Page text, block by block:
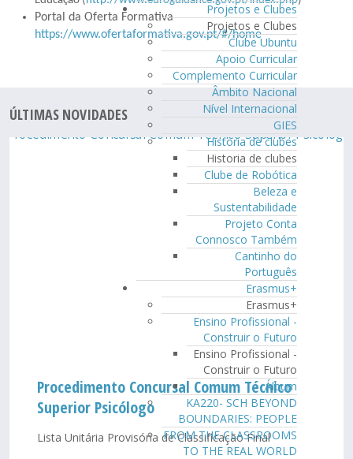
Projetos e Clubes
Projetos e Clubes
Clube Ubuntu
Apoio Curricular
Complemento Curricular
Âmbito Nacional
Nível Internacional
GIES
Historia de clubes
Historia de clubes
Clube de Robótica
Beleza e
Sustentabilidade
Projeto Conta
Connosco Também
Cantinho do
Português
Erasmus+
Erasmus+
Ensino Profissional -
Construir o Futuro
Ensino Profissional -
Construir o Futuro
Álbum
KA220- SCH BEYOND
BOUNDARIES: PEOPLE
FROM THE CLASSROOMS
TO THE REAL WORLD
Portal da Oferta Formativa
https://www.ofertaformativa.gov.pt/#/home
ÚLTIMAS NOVIDADES
Procedimento Concursal Comum Técnico
Superior Psicólogo
Lista Unitária Provisória de Classificação Final